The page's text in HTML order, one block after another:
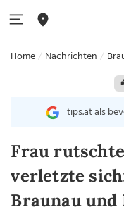
Home Nachrichten
tips.at als
Frau
verletzte
Braunau und